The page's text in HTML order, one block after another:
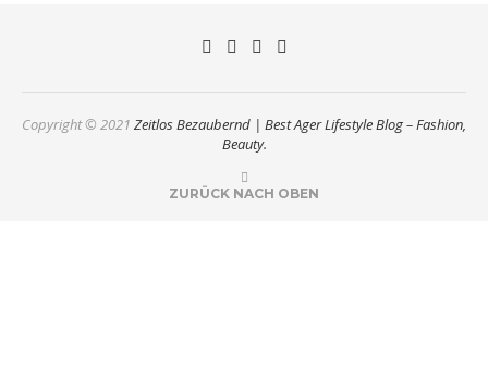
Copyright © 2021 Zeitlos Bezaubernd | Best Ager Lifestyle Blog – Fashion,
Beauty.
ZURÜCK NACH OBEN